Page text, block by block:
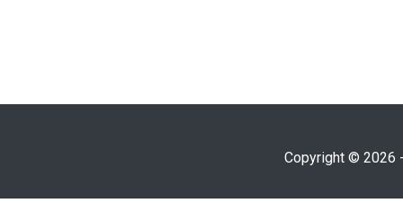
Copyright © 2026